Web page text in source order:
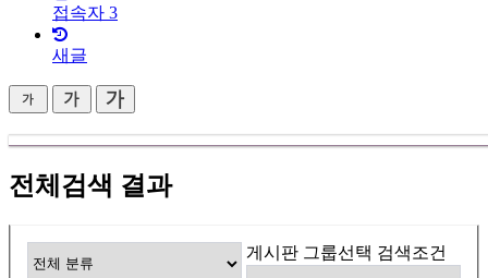
접속자 3
새글
전체검색 결과
게시판 그룹선택 검색조건